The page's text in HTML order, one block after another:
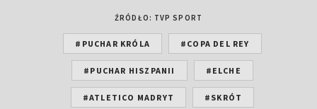
ŹRÓDŁO: TVP SPORT
#PUCHAR KRÓLA #COPA DEL REY
#PUCHAR HISZPANII #ELCHE
#ATLETICO MADRYT #SKRÓT